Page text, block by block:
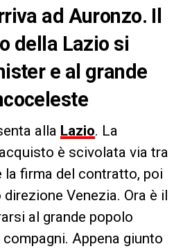
ad Auronzo. Il
della Lazio si
e al grande
alla Lazio. La
è scivolata via tra
la firma del contratto, poi
Venezia. Ora è il
al grande popolo
Appena giunto